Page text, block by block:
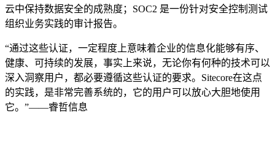
云中保持数据安全的成熟度；SOC2 是一份针对安全控制测试
组织业务实践的审计报告。
“通过这些认证，一定程度上意味着企业的信息化能够有序、
健康、可持续的发展，事实上来说，无论你有何种的技术可以
深入洞察用户，都必要遵循这些认证的要求。Sitecore在这点
的实践，是非常完善系统的，它的用户可以放心大胆地使用
它。”——睿哲信息